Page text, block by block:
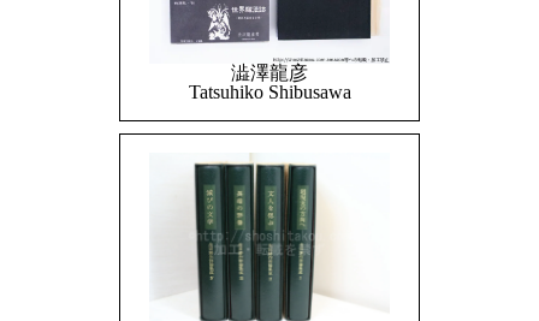
澁澤龍彦
Tatsuhiko Shibusawa